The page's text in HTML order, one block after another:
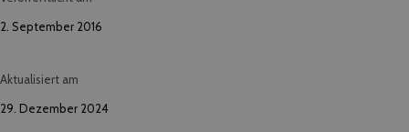
2. September 2016
Aktualisiert am
29. Dezember 2024